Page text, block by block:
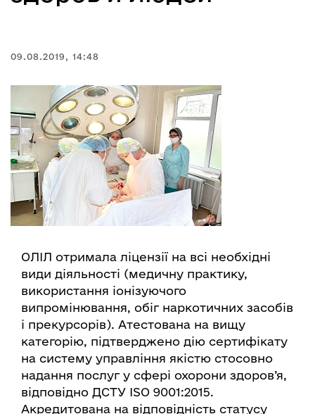
09.08.2019, 14:48
ОЛІЛ отримала ліцензії на всі необхідні
види діяльності (медичну практику,
використання іонізуючого
випромінювання, обіг наркотичних засобів
і прекурсорів). Атестована на вищу
категорію, підтверджено дію сертифікату
на систему управління якістю стосовно
надання послуг у сфері охорони здоров’я,
відповідно ДСТУ ІSO 9001:2015.
Акредитована на відповідність статусу